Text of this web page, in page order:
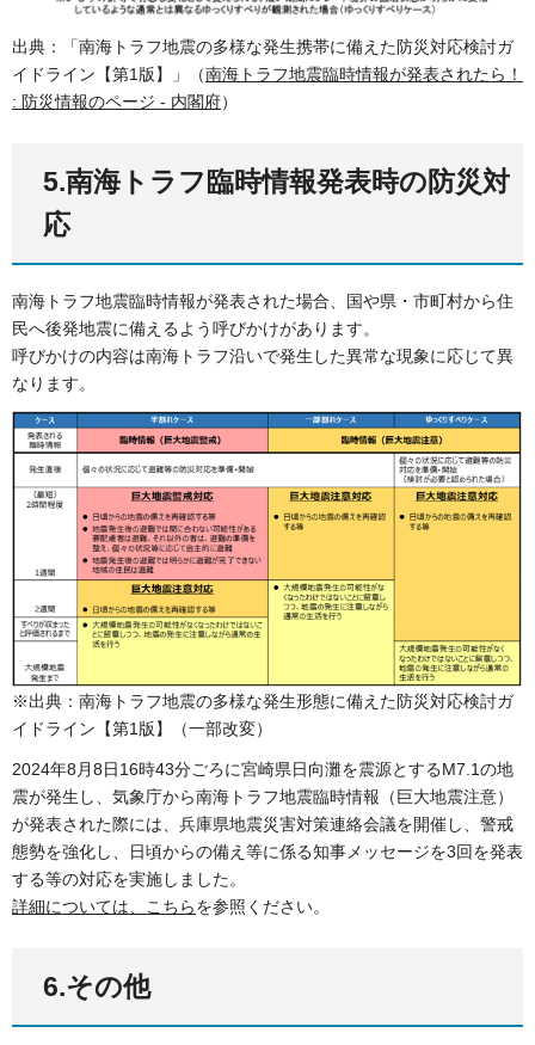
出典：「南海トラフ地震の多様な発生携帯に備えた防災対応検討ガ
イドライン【第1版】」（南海トラフ地震臨時情報が発表されたら！
: 防災情報のページ - 内閣府）
5.南海トラフ臨時情報発表時の防災対
応
南海トラフ地震臨時情報が発表された場合、国や県・市町村から住
民へ後発地震に備えるよう呼びかけがあります。
呼びかけの内容は南海トラフ沿いで発生した異常な現象に応じて異
なります。
※出典：南海トラフ地震の多様な発生形態に備えた防災対応検討ガ
イドライン【第1版】（一部改変）
2024年8月8日16時43分ごろに宮崎県日向灘を震源とするM7.1の地
震が発生し、気象庁から南海トラフ地震臨時情報（巨大地震注意）
が発表された際には、兵庫県地震災害対策連絡会議を開催し、警戒
態勢を強化し、日頃からの備え等に係る知事メッセージを3回を発表
する等の対応を実施しました。
詳細については、こちらを参照ください。
6.その他